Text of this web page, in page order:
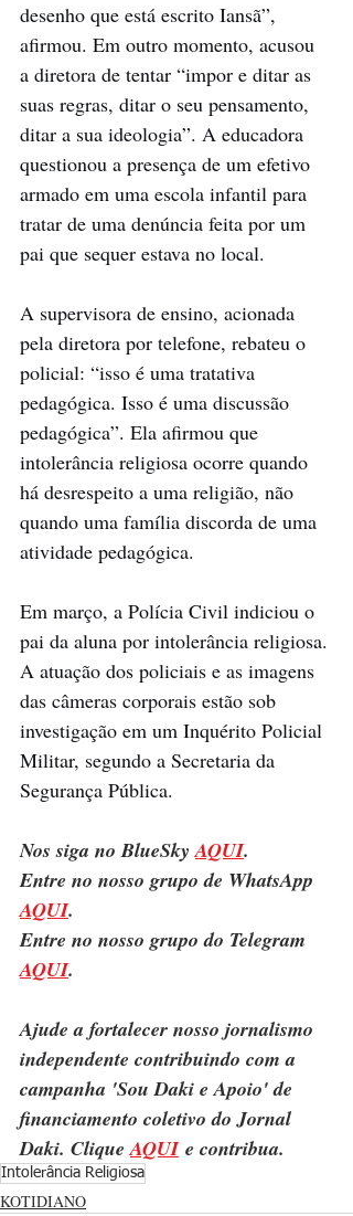
desenho que está escrito Iansã”,
afirmou. Em outro momento, acusou
a diretora de tentar “impor e ditar as
suas regras, ditar o seu pensamento,
ditar a sua ideologia”. A educadora
questionou a presença de um efetivo
armado em uma escola infantil para
tratar de uma denúncia feita por um
pai que sequer estava no local.
A supervisora de ensino, acionada
pela diretora por telefone, rebateu o
policial: “isso é uma tratativa
pedagógica. Isso é uma discussão
pedagógica”. Ela afirmou que
intolerância religiosa ocorre quando
há desrespeito a uma religião, não
quando uma família discorda de uma
atividade pedagógica.
Em março, a Polícia Civil indiciou o
pai da aluna por intolerância religiosa.
A atuação dos policiais e as imagens
das câmeras corporais estão sob
investigação em um Inquérito Policial
Militar, segundo a Secretaria da
Segurança Pública.
Nos siga no BlueSky AQUI.
Entre no nosso grupo de WhatsApp
AQUI.
Entre no nosso grupo do Telegram
AQUI.
Ajude a fortalecer nosso jornalismo
independente contribuindo com a
campanha 'Sou Daki e Apoio' de
financiamento coletivo do Jornal
Daki. Clique AQUI e contribua.
Intolerância Religiosa
KOTIDIANO